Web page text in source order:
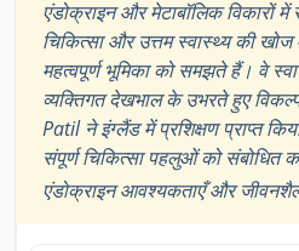
एंडोक्राइन और मेटाबॉलिक विकारों
चिकित्सा और उत्तम स्वास्थ्य की खोज
महत्वपूर्ण भूमिका को समझते हैं। वे
व्यक्तिगत देखभाल के उभरते हुए
Patil ने इंग्लैंड में प्रशिक्षण प्राप्त
संपूर्ण चिकित्सा पहलुओं को संबोधित
एंडोक्राइन आवश्यकताएँ और